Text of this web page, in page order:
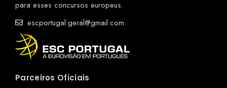
para esses concursos europeus.
escportugal.geral@gmail.com
Parceiros Oficiais